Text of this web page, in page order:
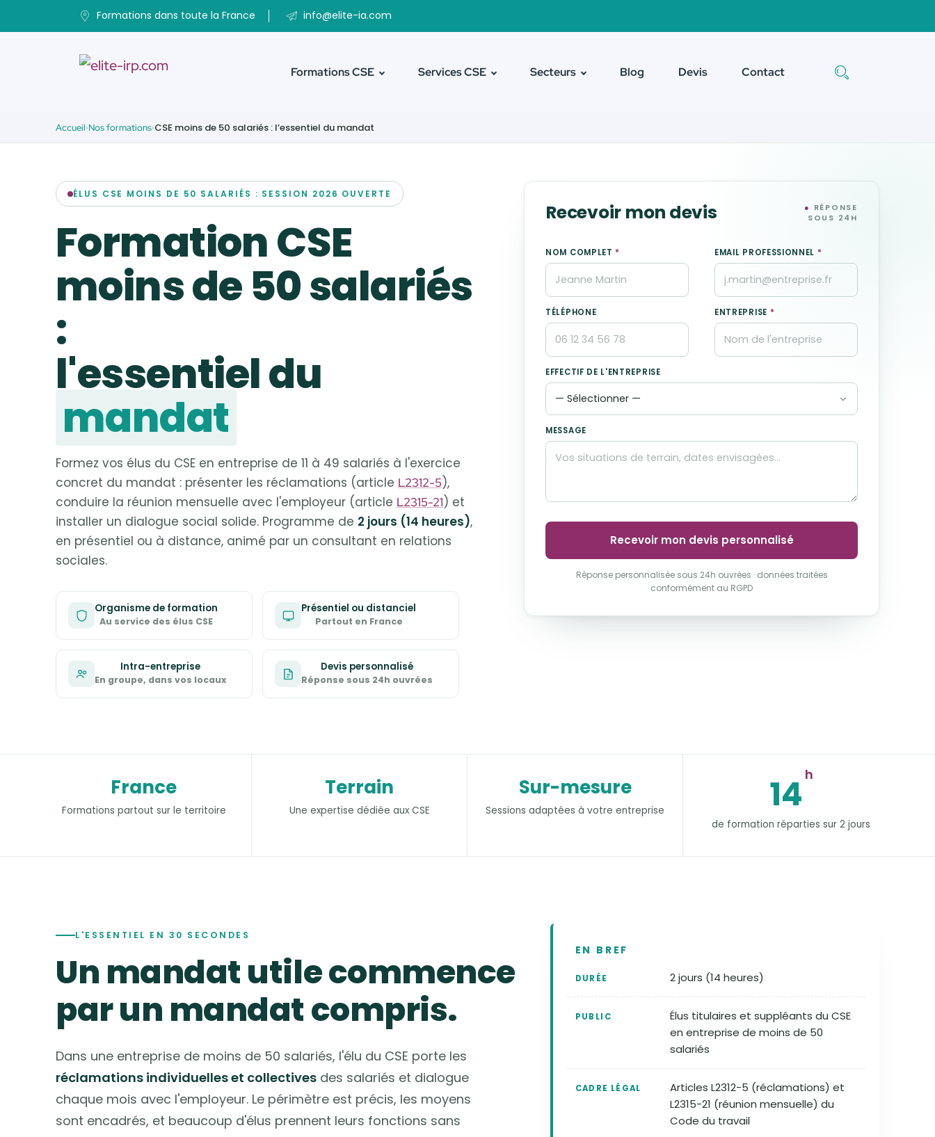
Formations dans toute la France info@elite-ia.com
Formations CSE
Santé, Sécurité & Conditions
Mandat, fonctionnement &
animation du CSE
Attributions économiques,
financières & sociales
Droit du travail, RH &
négociation
Services CSE
Services CSE
Secteurs
Santé, éducation & social
environnement
Blog Devis Contact
Accueil Nos formations CSE moins de 50 salariés : l’essentiel du mandat
ÉLUS CSE MOINS DE 50 SALARIÉS : SESSION 2026 OUVERTE
Formation CSE
moins de 50 salariés
:
l'essentiel du
mandat
Formez vos élus du CSE en entreprise de 11 à 49 salariés à l'exercice
concret du mandat : présenter les réclamations (article L2312-5),
conduire la réunion mensuelle avec l'employeur (article L2315-21) et
installer un dialogue social solide. Programme de 2 jours (14 heures),
en présentiel ou à distance, animé par un consultant en relations
sociales.
Organisme de formation
Au service des élus CSE
Présentiel ou distanciel
Partout en France
Intra-entreprise
En groupe, dans vos locaux
Devis personnalisé
Réponse sous 24h ouvrées
Recevoir mon devis ● RÉPONSE
SOUS 24H
NOM COMPLET * EMAIL PROFESSIONNEL *
TÉLÉPHONE ENTREPRISE *
EFFECTIF DE L'ENTREPRISE
MESSAGE
Recevoir mon devis personnalisé
Réponse personnalisée sous 24h ouvrées · données traitées
conformément au RGPD
France
Formations partout sur le territoire
Terrain
Une expertise dédiée aux CSE
Sur-mesure
Sessions adaptées à votre entreprise 14 h
de formation réparties sur 2 jours
L'ESSENTIEL EN 30 SECONDES
Un mandat utile commence
par un mandat compris.
Dans une entreprise de moins de 50 salariés, l'élu du CSE porte les
réclamations individuelles et collectives des salariés et dialogue
chaque mois avec l'employeur. Le périmètre est précis, les moyens
sont encadrés, et beaucoup d'élus prennent leurs fonctions sans
EN BREF
DURÉE 2 jours (14 heures)
PUBLIC
Élus titulaires et suppléants du CSE
en entreprise de moins de 50
salariés
CADRE LÉGAL
Articles L2312-5 (réclamations) et
L2315-21 (réunion mensuelle) du
Code du travail